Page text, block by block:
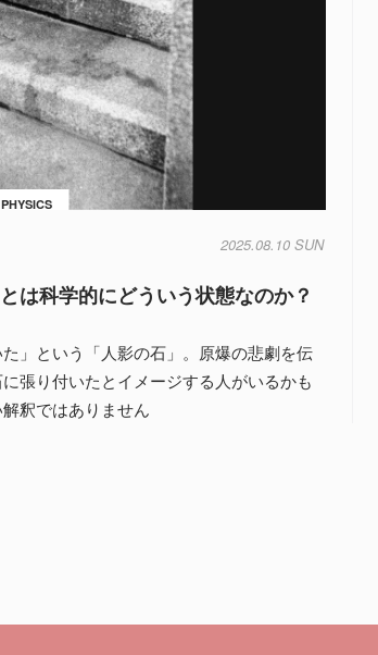
PHYSICS
2025.08.10 SUN
は科学的にどういう状態なのか？
」という「人影の石」。原爆の悲劇を伝
張り付いたとイメージする人がいるかも
釈ではありません